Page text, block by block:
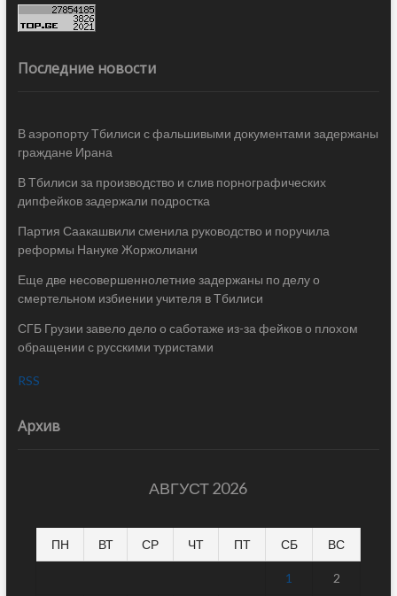
Последние новости
В аэропорту Тбилиси с фальшивыми документами задержаны
граждане Ирана
В Тбилиси за производство и слив порнографических
дипфейков задержали подростка
Партия Саакашвили сменила руководство и поручила
реформы Нануке Жоржолиани
Еще две несовершеннолетние задержаны по делу о
смертельном избиении учителя в Тбилиси
СГБ Грузии завело дело о саботаже из-за фейков о плохом
обращении с русскими туристами
RSS
Архив
АВГУСТ 2026
ПН ВТ СР ЧТ ПТ СБ ВС
1 2